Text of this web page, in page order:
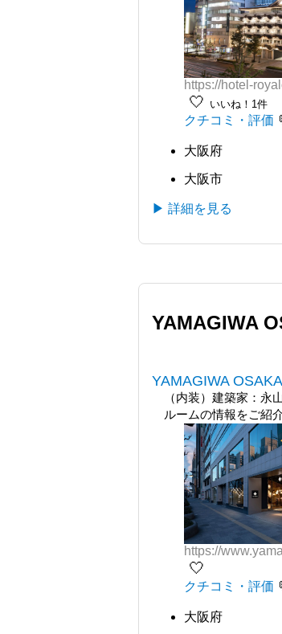
https://hotel-
🤍 いいね！1件
クチコミ・評価
大阪府
大阪市
▶ 詳細を見る
YAMAGIWA
YAMAGIWA OSAKA
（内装）建築家：
ルームの情報をご紹
https://
🤍
クチコミ・評価
大阪府